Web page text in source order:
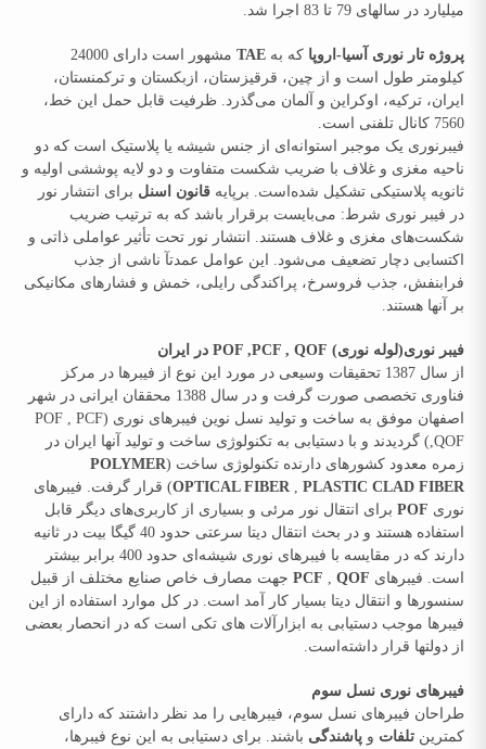
میلیارد در سالهای 79 تا 83 اجرا شد.
پروژه تار نوری آسیا-اروپا که به TAE
مشهور است دارای 24000
کیلومتر طول است و از چین، قرقیزستان، ازبکستان و ترکمنستان،
ایران، ترکیه، اوکراین و آلمان می‌گذرد. ظرفیت قابل حمل این خط،
7560 کانال تلفنی است.
فیبرنوری یک موجبر استوانه‌ای از جنس شیشه یا پلاستیک است که دو
ناحیه مغزی و غلاف با ضریب شکست متفاوت و دو لایه پوششی اولیه و
ثانویه پلاستیکی تشکیل شده‌است. برپایه قانون اسنل برای انتشار نور
در فیبر نوری شرط: می‌بایست برقرار باشد که به ترتیب ضریب
شکست‌های مغزی و غلاف هستند. انتشار نور تحت تأثیر عواملی ذاتی و
اکتسابی دچار تضعیف می‌شود. این عوامل عمدتآ ناشی از جذب
فرابنفش، جذب فروسرخ، پراکندگی رایلی، خمش و فشارهای مکانیکی
بر آنها هستند.
فیبر نوری(لوله نوری)
در ایران
از سال 1387 تحقیقات وسیعی در مورد این نوع از فیبرها در مرکز
فناوری تخصصی صورت گرفت و در سال 1388 محققان ایرانی در شهر
اصفهان موفق به ساخت و تولید نسل نوین فیبرهای نوری (POF , PCF
,QOF) گردیدند و با دستیابی به تکنولوژی ساخت و تولید آنها ایران در
زمره معدود کشورهای دارنده تکنولوژی ساخت (POLYMER
OPTICAL FIBER
PLASTIC CLAD FIBER
) قرار گرفت. فیبرهای
نوری POF برای انتقال نور مرئی و بسیاری از کاربری‌های دیگر قابل
استفاده هستند و در بحث انتقال دیتا سرعتی حدود 40 گیگا بیت در ثانیه
دارند که در مقایسه با فیبرهای نوری شیشه‌ای حدود 400 برابر بیشتر
است. فیبرهای
PCF QOF
جهت مصارف خاص صنایع مختلف از قبیل
سنسورها و انتقال دیتا بسیار کار آمد است. در کل موارد استفاده از این
فیبرها موجب دستیابی به ابزارآلات های تکی است که در انحصار بعضی
از دولتها قرار داشته‌است.
فیبرهای نوری نسل سوم
طراحان فیبرهای نسل سوم، فیبرهایی را مد نظر داشتند که دارای
کمترین تلفات و پاشندگی باشند. برای دستیابی به این نوع فیبرها،